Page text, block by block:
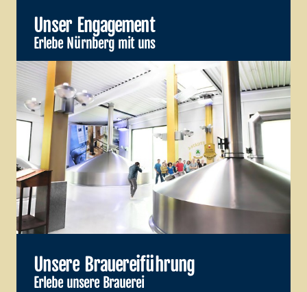
Unser Engagement
Erlebe Nürnberg mit uns
Unsere Brauereiführung
Erlebe unsere Brauerei